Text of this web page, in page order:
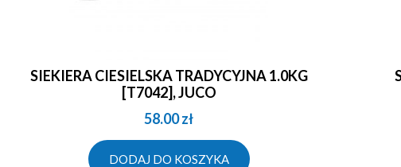
SIEKIERA CIESIELSKA TRADYCYJNA 1.0KG
[T7042], JUCO
58.00zł
DODAJ DO KOSZYKA